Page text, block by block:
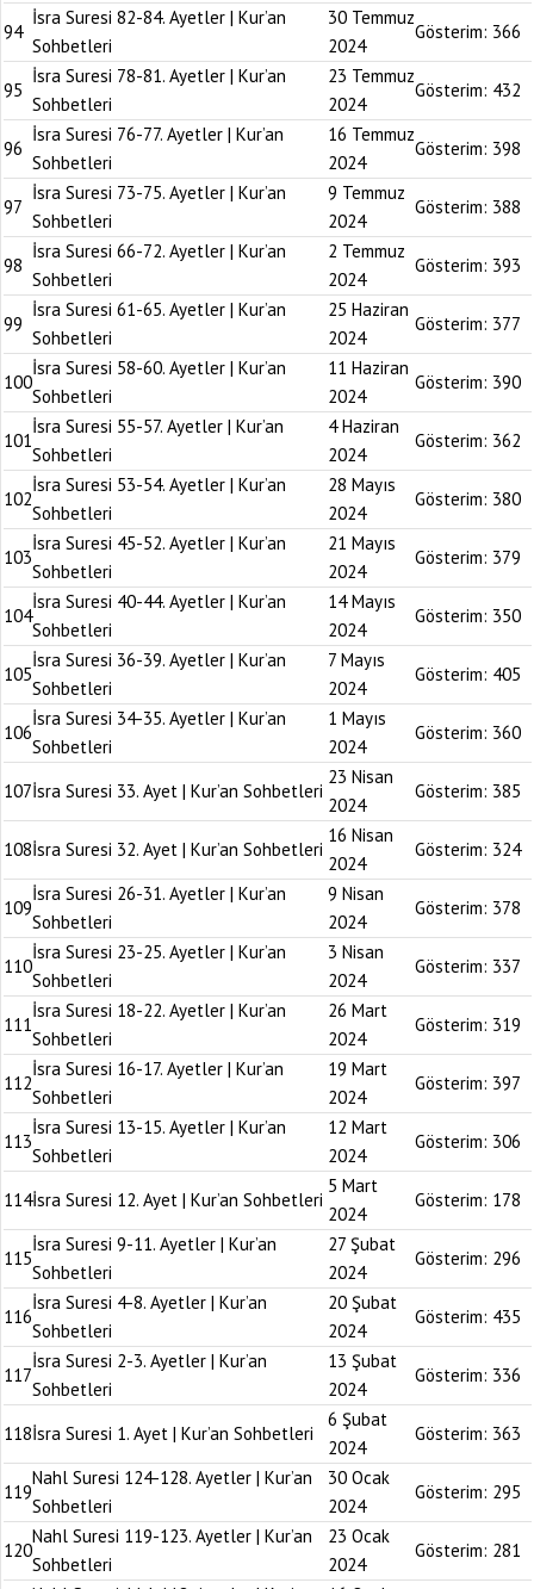
94
İsra Suresi 82-84. Ayetler | Kur’an
Sohbetleri
30 Temmuz
2024
Gösterim: 366
95
İsra Suresi 78-81. Ayetler | Kur’an
Sohbetleri
23 Temmuz
2024
Gösterim: 432
96
İsra Suresi 76-77. Ayetler | Kur’an
Sohbetleri
16 Temmuz
2024
Gösterim: 398
97
İsra Suresi 73-75. Ayetler | Kur’an
Sohbetleri
9 Temmuz
2024
Gösterim: 388
98
İsra Suresi 66-72. Ayetler | Kur’an
Sohbetleri
2 Temmuz
2024
Gösterim: 393
99
İsra Suresi 61-65. Ayetler | Kur’an
Sohbetleri
25 Haziran
2024
Gösterim: 377
100
İsra Suresi 58-60. Ayetler | Kur’an
Sohbetleri
11 Haziran
2024
Gösterim: 390
101
İsra Suresi 55-57. Ayetler | Kur’an
Sohbetleri
4 Haziran
2024
Gösterim: 362
102
İsra Suresi 53-54. Ayetler | Kur’an
Sohbetleri
28 Mayıs
2024
Gösterim: 380
103
İsra Suresi 45-52. Ayetler | Kur’an
Sohbetleri
21 Mayıs
2024
Gösterim: 379
104
İsra Suresi 40-44. Ayetler | Kur’an
Sohbetleri
14 Mayıs
2024
Gösterim: 350
105
İsra Suresi 36-39. Ayetler | Kur’an
Sohbetleri
7 Mayıs
2024
Gösterim: 405
106
İsra Suresi 34-35. Ayetler | Kur’an
Sohbetleri
1 Mayıs
2024
Gösterim: 360
107İsra Suresi 33. Ayet | Kur’an Sohbetleri
23 Nisan
2024
Gösterim: 385
108İsra Suresi 32. Ayet | Kur’an Sohbetleri
16 Nisan
2024
Gösterim: 324
109
İsra Suresi 26-31. Ayetler | Kur’an
Sohbetleri
9 Nisan
2024
Gösterim: 378
110
İsra Suresi 23-25. Ayetler | Kur’an
Sohbetleri
3 Nisan
2024
Gösterim: 337
111
İsra Suresi 18-22. Ayetler | Kur’an
Sohbetleri
26 Mart
2024
Gösterim: 319
112
İsra Suresi 16-17. Ayetler | Kur’an
Sohbetleri
19 Mart
2024
Gösterim: 397
113
İsra Suresi 13-15. Ayetler | Kur’an
Sohbetleri
12 Mart
2024
Gösterim: 306
114İsra Suresi 12. Ayet | Kur’an Sohbetleri
5 Mart
2024
Gösterim: 178
115
İsra Suresi 9-11. Ayetler | Kur’an
Sohbetleri
27 Şubat
2024
Gösterim: 296
116
İsra Suresi 4-8. Ayetler | Kur’an
Sohbetleri
20 Şubat
2024
Gösterim: 435
117
İsra Suresi 2-3. Ayetler | Kur’an
Sohbetleri
13 Şubat
2024
Gösterim: 336
118İsra Suresi 1. Ayet | Kur’an Sohbetleri
6 Şubat
2024
Gösterim: 363
119
Nahl Suresi 124-128. Ayetler | Kur’an
Sohbetleri
30 Ocak
2024
Gösterim: 295
120
Nahl Suresi 119-123. Ayetler | Kur’an
Sohbetleri
23 Ocak
2024
Gösterim: 281